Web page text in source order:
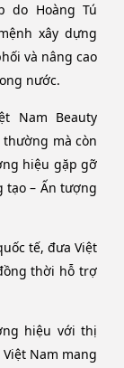
do Hoàng Tú
xây dựng
và nâng cao
nước.
Nam Beauty
mà còn
hiệu gặp gỡ
tạo – Ấn tượng
tế, đưa Việt
thời hỗ trợ
hiệu với thị
Nam mang